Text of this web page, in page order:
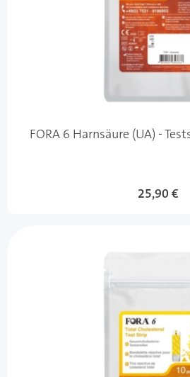
FORA 6 Harnsäure (UA) -
25,90 €